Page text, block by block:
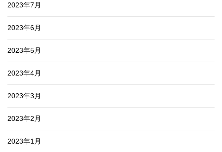
2023年7月
2023年6月
2023年5月
2023年4月
2023年3月
2023年2月
2023年1月